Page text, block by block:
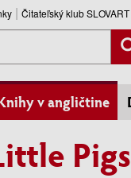
Čitateľský klub SLOVART
v angličtine
Pigs